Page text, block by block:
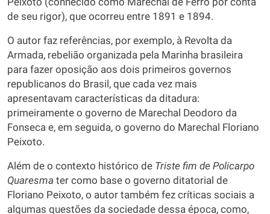
de seu rigor), que ocorreu entre 1891 e 1894.
O autor faz referências, por exemplo, à Revolta da
Armada, rebelião organizada pela Marinha brasileira
para fazer oposição aos dois primeiros governos
republicanos do Brasil, que cada vez mais
apresentavam características da ditadura:
primeiramente o governo de Marechal Deodoro da
Fonseca e, em seguida, o governo do Marechal Floriano
Peixoto.
Além de o contexto histórico de Triste fim de Policarpo
Quaresma ter como base o governo ditatorial de
Floriano Peixoto, o autor também fez críticas sociais a
algumas questões da sociedade dessa época, como,